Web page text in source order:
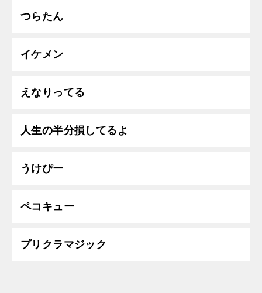
つらたん
イケメン
えなりってる
人生の半分損してるよ
うけぴー
ペコキュー
プリクラマジック